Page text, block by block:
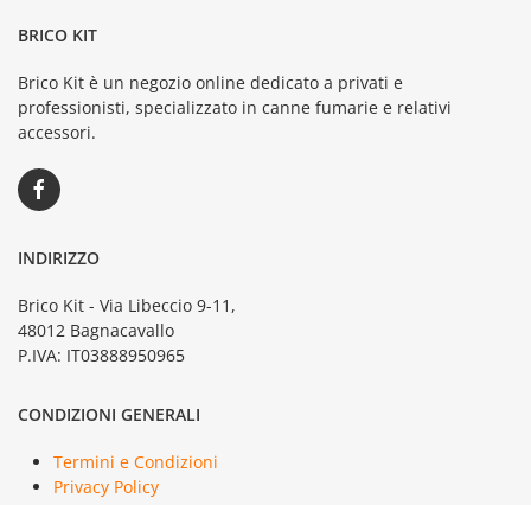
BRICO KIT
Brico Kit è un negozio online dedicato a privati e
professionisti, specializzato in canne fumarie e relativi
accessori.
INDIRIZZO
Brico Kit - Via Libeccio 9-11,
48012 Bagnacavallo
P.IVA: IT03888950965
CONDIZIONI GENERALI
Termini e Condizioni
Privacy Policy